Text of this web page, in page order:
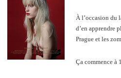
À l’occasion du
d’en apprendre
Prague et les
Ça commence à